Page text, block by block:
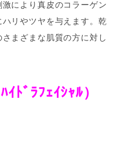
により真皮のコラーゲン
リやツヤを与えます。乾
まざまな肌質の方に対し
ﾞﾗﾌｪｲｼｬﾙ）